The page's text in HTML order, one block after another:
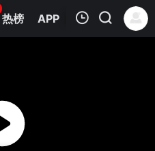
热榜 APP